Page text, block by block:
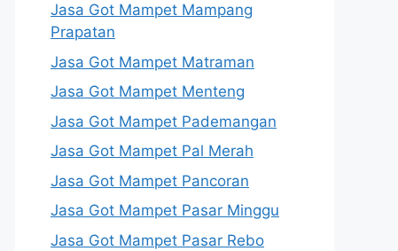
Jasa Got Mampet Mampang
Prapatan
Jasa Got Mampet Matraman
Jasa Got Mampet Menteng
Jasa Got Mampet Pademangan
Jasa Got Mampet Pal Merah
Jasa Got Mampet Pancoran
Jasa Got Mampet Pasar Minggu
Jasa Got Mampet Pasar Rebo